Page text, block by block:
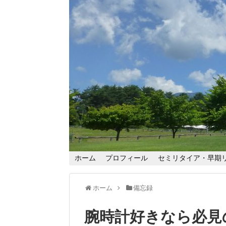
ホーム プロフィール セミリタイア・早期
ホーム 備忘録
腕時計好きなら必